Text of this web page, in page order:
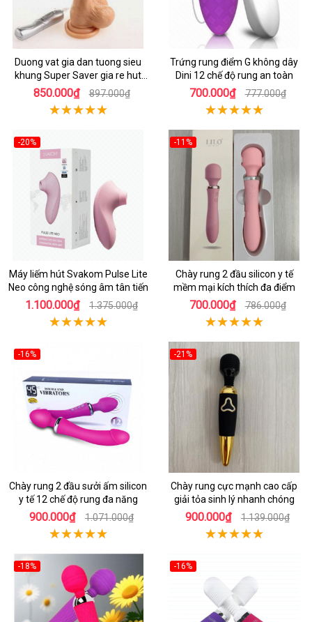
Duong vat gia dan tuong sieu
khung Super Saver gia re hut
hon
850.000₫ 897.000₫
Trứng rung điểm G không dây
Dini 12 chế độ rung an toàn
700.000₫ 777.000₫
-20%
Máy liếm hút Svakom Pulse Lite
Neo công nghệ sóng âm tân tiến
1.100.000₫ 1.375.000₫
-11%
Chày rung 2 đầu silicon y tế
mềm mại kích thích đa điểm
700.000₫ 786.000₫
-16%
Chày rung 2 đầu sưởi ấm silicon
y tế 12 chế độ rung đa năng
900.000₫ 1.071.000₫
-21%
Chày rung cực mạnh cao cấp
giải tỏa sinh lý nhanh chóng
900.000₫ 1.139.000₫
-18% -16%